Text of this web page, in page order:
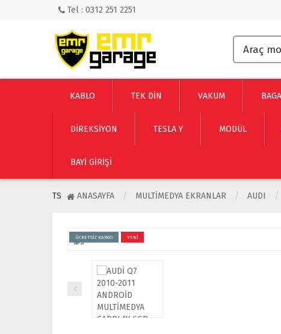
Tel : 0312 251 2251
KABLO TEK DİN VAKUM
DİREKSİYON TESLA Y MODÜL
BAYI GIRIŞI
TS ANASAYFA MULTIMEDYA EKRANLAR AUDI
ÜCRETSİZ KARGO YENİ